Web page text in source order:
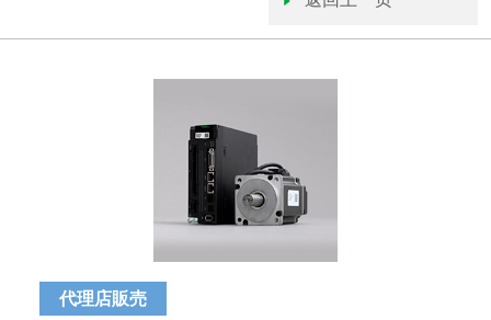
代理店販売